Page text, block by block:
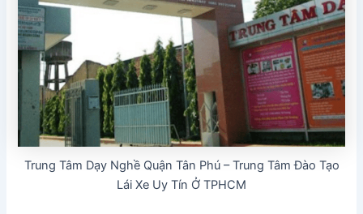
Trung Tâm Dạy Nghề Quận Tân Phú – Trung Tâm Đào Tạo
Lái Xe Uy Tín Ở TPHCM